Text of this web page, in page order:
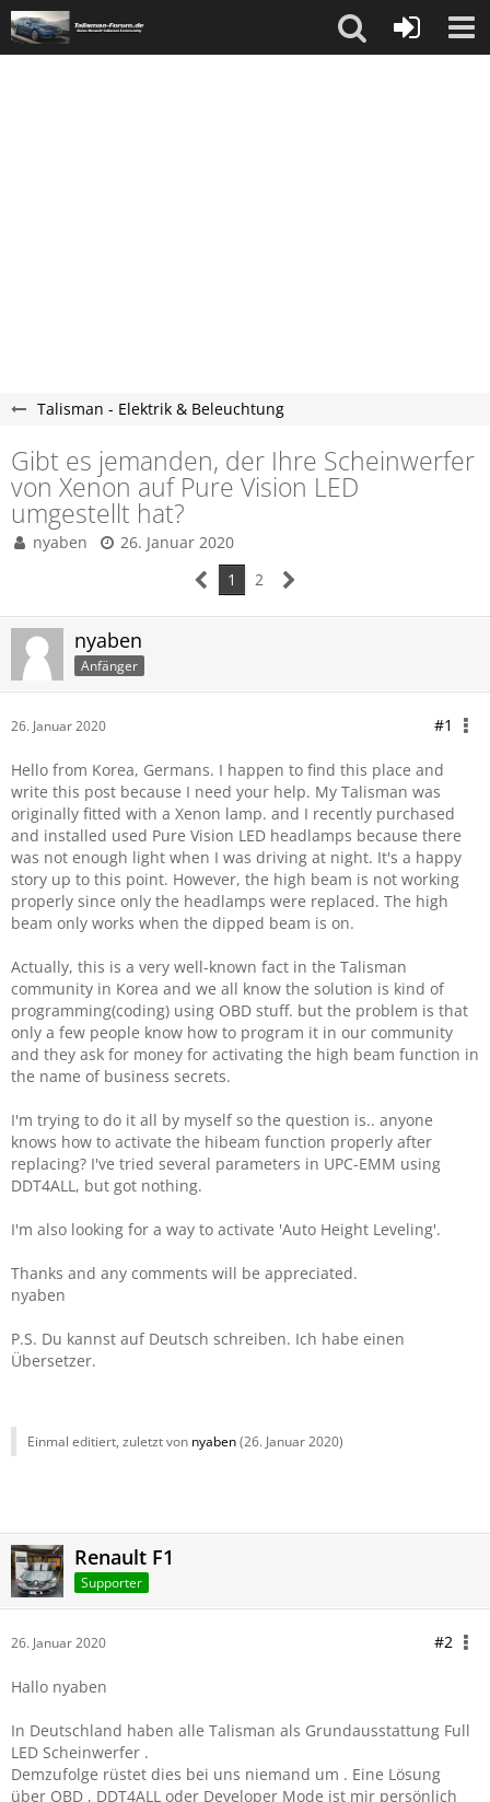
Talisman - Elektrik & Beleuchtung
Gibt es jemanden, der Ihre Scheinwerfer
von Xenon auf Pure Vision LED
umgestellt hat?
nyaben
26. Januar 2020
1
2
nyaben
Anfänger
26. Januar 2020 #1
Hello from Korea, Germans. I happen to find this place and
write this post because I need your help. My Talisman was
originally fitted with a Xenon lamp. and I recently purchased
and installed used Pure Vision LED headlamps because there
was not enough light when I was driving at night. It's a happy
story up to this point. However, the high beam is not working
properly since only the headlamps were replaced. The high
beam only works when the dipped beam is on.
Actually, this is a very well-known fact in the Talisman
community in Korea and we all know the solution is kind of
programming(coding) using OBD stuff. but the problem is that
only a few people know how to program it in our community
and they ask for money for activating the high beam function in
the name of business secrets.
I'm trying to do it all by myself so the question is.. anyone
knows how to activate the hibeam function properly after
replacing? I've tried several parameters in UPC-EMM using
DDT4ALL, but got nothing.
I'm also looking for a way to activate 'Auto Height Leveling'.
Thanks and any comments will be appreciated.
nyaben
P.S. Du kannst auf Deutsch schreiben. Ich habe einen
Übersetzer.
Einmal editiert, zuletzt von nyaben(26. Januar 2020)
Renault F1
Supporter
26. Januar 2020 #2
Hallo nyaben
In Deutschland haben alle Talisman als Grundausstattung Full
LED Scheinwerfer .
Demzufolge rüstet dies bei uns niemand um . Eine Lösung
über OBD , DDT4ALL oder Developer Mode ist mir persönlich